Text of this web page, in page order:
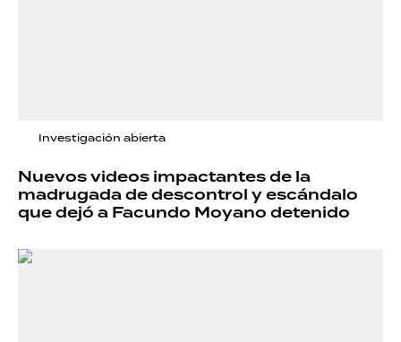
Investigación abierta
Nuevos videos impactantes de la
madrugada de descontrol y escándalo
que dejó a Facundo Moyano detenido